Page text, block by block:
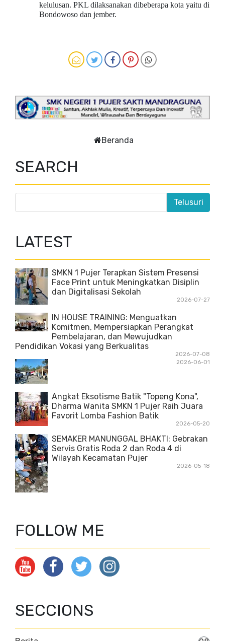
kelulusan. PKL dilaksanakan dibeberapa kota yaitu di
Bondowoso dan jember.
Beranda
SEARCH
LATEST
SMKN 1 Pujer Terapkan Sistem Presensi
Face Print untuk Meningkatkan Disiplin
dan Digitalisasi Sekolah
2026-07-27
IN HOUSE TRAINING: Menguatkan
Komitmen, Mempersiapkan Perangkat
Pembelajaran, dan Mewujudkan
Pendidikan Vokasi yang Berkualitas
2026-07-08
2026-06-01
Angkat Eksotisme Batik "Topeng Kona",
Dharma Wanita SMKN 1 Pujer Raih Juara
Favorit Lomba Fashion Batik
2026-05-20
SEMAKER MANUNGGAL BHAKTI: Gebrakan
Servis Gratis Roda 2 dan Roda 4 di
Wilayah Kecamatan Pujer
2026-05-18
FOLLOW ME
SECCIONS